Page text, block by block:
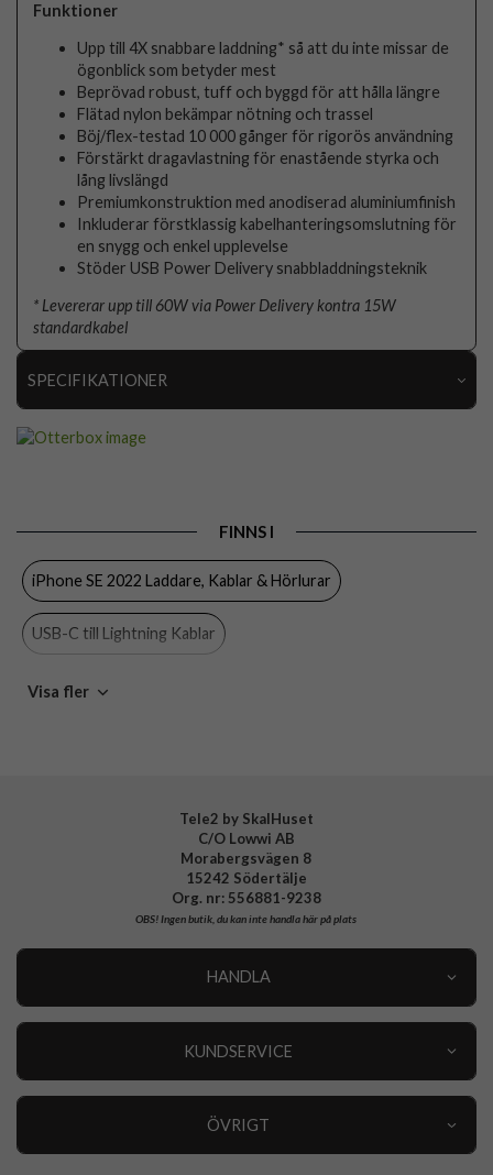
Funktioner
Upp till 4X snabbare laddning* så att du inte missar de
ögonblick som betyder mest
Beprövad robust, tuff och byggd för att hålla längre
Flätad nylon bekämpar nötning och trassel
Böj/flex-testad 10 000 gånger för rigorös användning
Förstärkt dragavlastning för enastående styrka och
lång livslängd
Premiumkonstruktion med anodiserad aluminiumfinish
Inkluderar förstklassig kabelhanteringsomslutning för
en snygg och enkel upplevelse
Stöder USB Power Delivery snabbladdningsteknik
* Levererar upp till 60W via Power Delivery kontra 15W
standardkabel
SPECIFIKATIONER
Material
EAN
FINNS I
iPhone SE 2022 Laddare, Kablar & Hörlurar
USB-C till Lightning Kablar
iPhone SE 2020 Laddare, Kablar & Hörlurar
iPhone 11 Pro Max Laddare, Kablar & Hörlurar
iPhone 11 Pro Laddare, Kablar & Hörlurar
iPad Mini 2019 (gen 5) Laddare, Kablar & Hörlurar
iPhone Xs Laddare, Kablar & Hörlurar
Visa fler
Tele2 by SkalHuset
C/O Lowwi AB
Morabergsvägen 8
15242 Södertälje
Org. nr: 556881-9238
OBS!Ingen butik, du kan inte handla här på plats
HANDLA
KUNDSERVICE
ÖVRIGT